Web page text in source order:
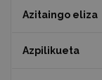
Azitaingo eliza
Azpilikueta